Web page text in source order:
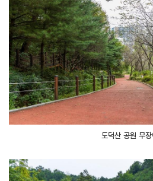
도덕산 공원 무장